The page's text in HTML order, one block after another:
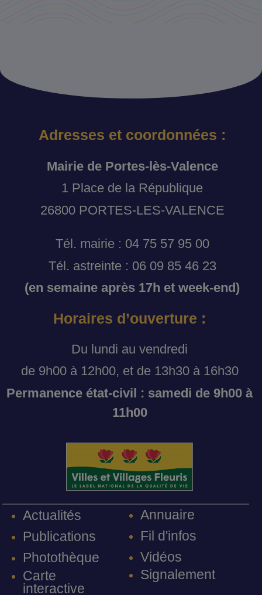
Adresses et coordonnées :
Mairie de Portes-lès-Valence
1 Place de la République
26800 PORTES-LES-VALENCE
Tél. mairie : 04 75 57 95 00
Tél. astreinte : 06 09 85 46 23
(en semaine après 17h et week-end)
Horaires d’ouverture :
Du lundi au vendredi
de 9h00 à 12h00, et de 13h30 à 16h30
Permanence état-civil : samedi de 9h00 à
11h00
Actualités
Publications
Photothèque
Carte
interactive
Annuaire
Fil d'infos
Vidéos
Signalement